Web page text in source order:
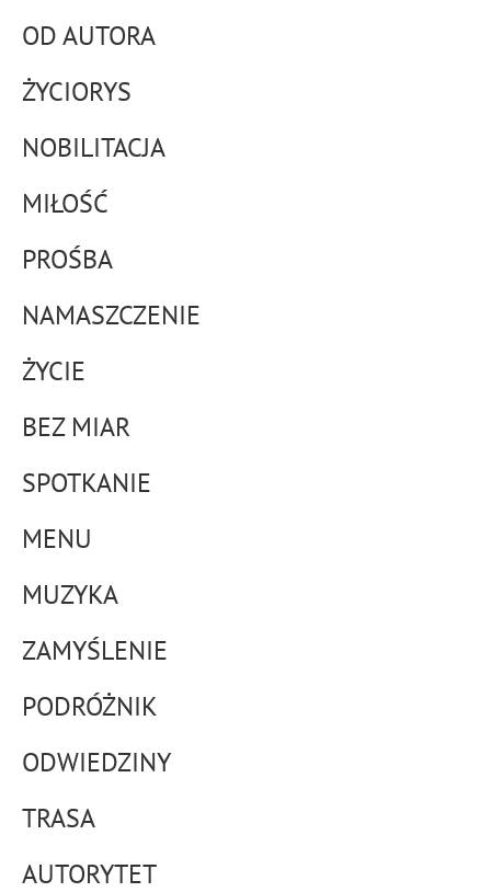
OD AUTORA
ŻYCIORYS
NOBILITACJA
MIŁOŚĆ
PROŚBA
NAMASZCZENIE
ŻYCIE
BEZ MIAR
SPOTKANIE
MENU
MUZYKA
ZAMYŚLENIE
PODRÓŻNIK
ODWIEDZINY
TRASA
AUTORYTET